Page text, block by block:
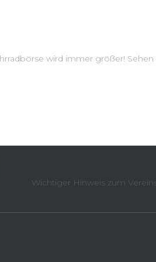
wird immer größer!
Wichtiger Hinweis zum